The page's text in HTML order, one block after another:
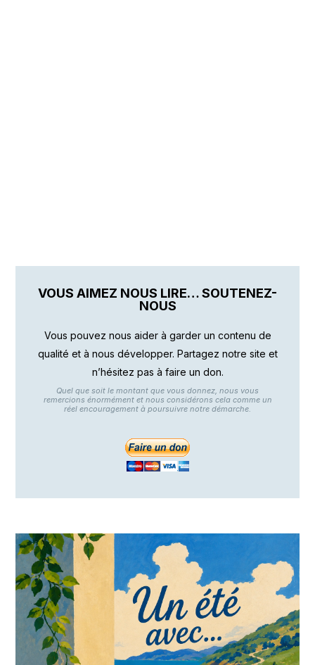
VOUS AIMEZ NOUS LIRE… SOUTENEZ-
NOUS
Vous pouvez nous aider à garder un contenu de
qualité et à nous développer. Partagez notre site et
n’hésitez pas à faire un don.
Quel que soit le montant que vous donnez, nous vous
remercions énormément et nous considérons cela comme un
réel encouragement à poursuivre notre démarche.